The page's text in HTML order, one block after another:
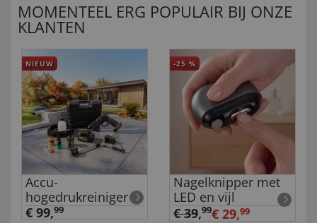
MOMENTEEL ERG POPULAIR BIJ ONZE
KLANTEN
NIEUW
Accu-
hogedrukreiniger
€ 99,99
-25 %
Nagelknipper met
LED en vijl
€ 39,99€ 29,99